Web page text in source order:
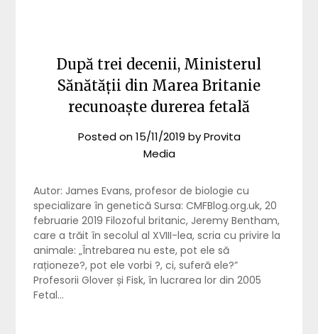
După trei decenii, Ministerul
Sănătății din Marea Britanie
recunoaște durerea fetală
Posted on15/11/2019 byProvita
Media
Autor: James Evans, profesor de biologie cu
specializare în genetică Sursa: CMFBlog.org.uk, 20
februarie 2019 Filozoful britanic, Jeremy Bentham,
care a trăit în secolul al XVIII-lea, scria cu privire la
animale: „Întrebarea nu este, pot ele să
raționeze?, pot ele vorbi ?, ci, suferă ele?”
Profesorii Glover și Fisk, în lucrarea lor din 2005
Fetal…